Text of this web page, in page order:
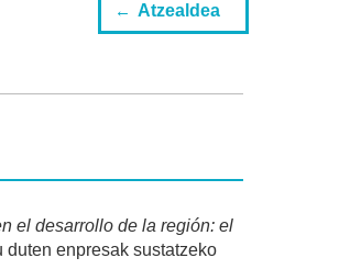
Atzealdea
el desarrollo de la región: el
enpresak sustatzeko